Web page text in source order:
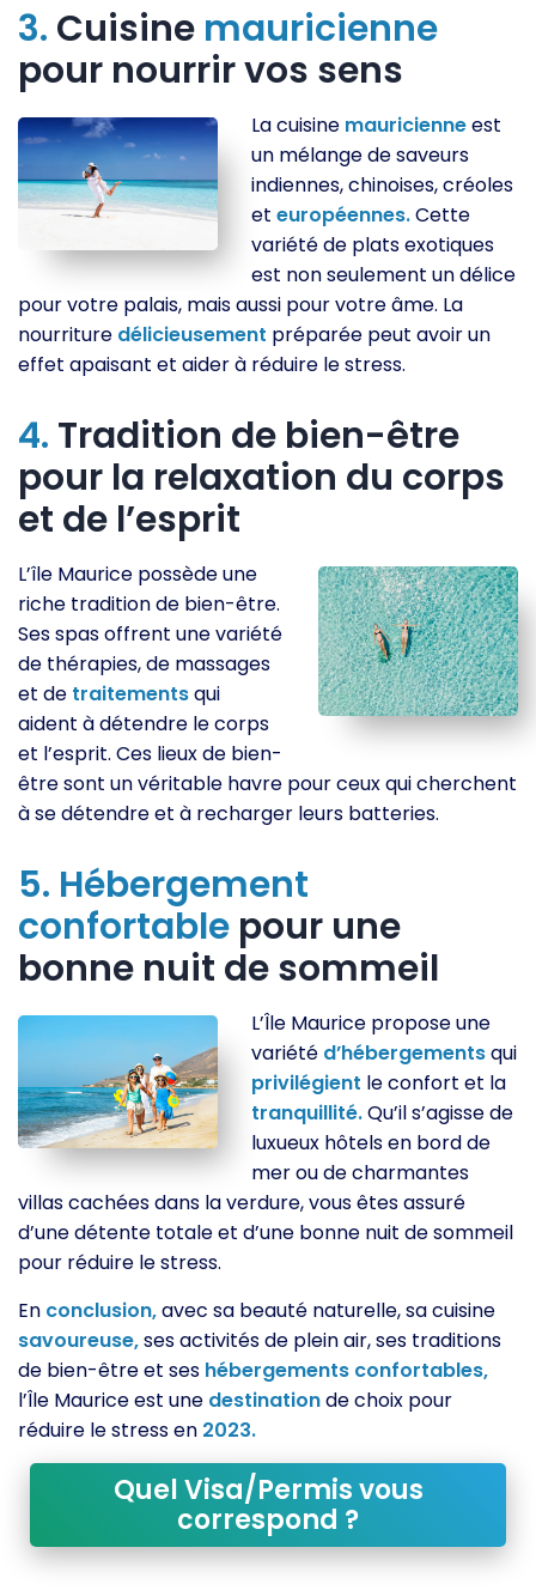
3. Cuisine mauricienne
pour nourrir vos sens
La cuisine mauricienneest
un mélange de saveurs
indiennes, chinoises, créoles
eteuropéennes.Cette
variété de plats exotiques
est non seulement un délice
pour votre palais, mais aussi pour votre âme. La
nourriture délicieusement préparée peut avoir un
effet apaisant et aider à réduire le stress.
4. Tradition de bien-être
pour la relaxation du corps
et de l’esprit
L’île Maurice possède une
riche tradition de bien-être.
Ses spas offrent une variété
de thérapies, de massages
et de traitementsqui
aident à détendre le corps
et l’esprit. Ces lieux de bien-
être sont un véritable havre pour ceux qui cherchent
à se détendre et à recharger leurs batteries.
5. Hébergement
confortable pour une
bonne nuit de sommeil
L’Île Maurice propose une
variété d’hébergementsqui
privilégient le confort et la
tranquillité.Qu’il s’agisse de
luxueux hôtels en bord de
mer ou de charmantes
villas cachées dans la verdure, vous êtes assuré
d’une détente totale et d’une bonne nuit de sommeil
pour réduire le stress.
En conclusion,avec sa beauté naturelle, sa cuisine
savoureuse,ses activités de plein air, ses traditions
de bien-être et ses hébergements confortables,
l’Île Maurice est une destinationde choix pour
réduire le stress en 2023.
Quel Visa/Permis vous
correspond ?